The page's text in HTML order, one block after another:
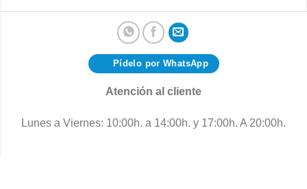
Pídelo por WhatsApp
Atención al cliente
Lunes a Viernes: 10:00h. a 14:00h. y 17:00h. A 20:00h.